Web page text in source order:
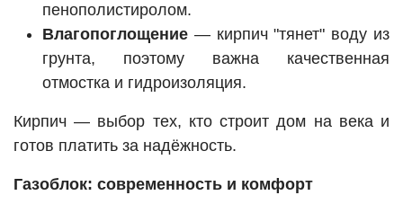
пенополистиролом.
Влагопоглощение — кирпич "тянет" воду из
грунта, поэтому важна качественная
отмостка и гидроизоляция.
Кирпич — выбор тех, кто строит дом на века и
готов платить за надёжность.
Газоблок: современность и комфорт